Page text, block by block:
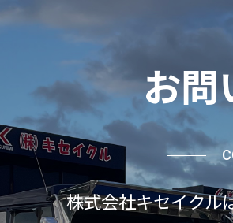
お問
株式会社キセイクル